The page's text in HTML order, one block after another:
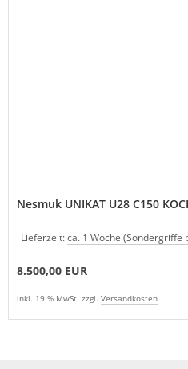
Nesmuk UNIKAT U28 C150
Lieferzeit:ca. 1 Woche (Sondergriffe
8.500,00 EUR
inkl. 19 % MwSt. zzgl. Versandkosten